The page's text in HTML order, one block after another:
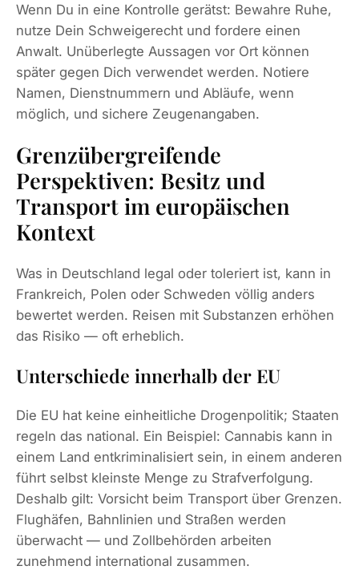
Wenn Du in eine Kontrolle gerätst: Bewahre Ruhe,
nutze Dein Schweigerecht und fordere einen
Anwalt. Unüberlegte Aussagen vor Ort können
später gegen Dich verwendet werden. Notiere
Namen, Dienstnummern und Abläufe, wenn
möglich, und sichere Zeugenangaben.
Grenzübergreifende
Perspektiven: Besitz und
Transport im europäischen
Kontext
Was in Deutschland legal oder toleriert ist, kann in
Frankreich, Polen oder Schweden völlig anders
bewertet werden. Reisen mit Substanzen erhöhen
das Risiko — oft erheblich.
Unterschiede innerhalb der EU
Die EU hat keine einheitliche Drogenpolitik; Staaten
regeln das national. Ein Beispiel: Cannabis kann in
einem Land entkriminalisiert sein, in einem anderen
führt selbst kleinste Menge zu Strafverfolgung.
Deshalb gilt: Vorsicht beim Transport über Grenzen.
Flughäfen, Bahnlinien und Straßen werden
überwacht — und Zollbehörden arbeiten
zunehmend international zusammen.